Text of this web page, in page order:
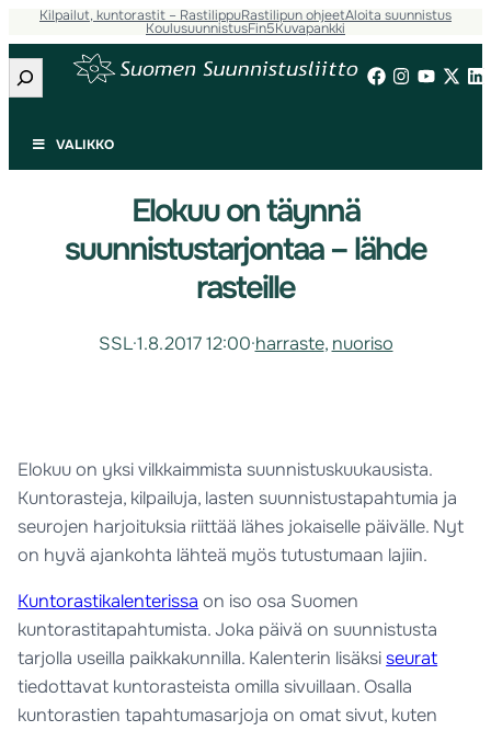
Kilpailut, kuntorastit – RastilippuRastilipun ohjeetAloita suunnistus
KoulusuunnistusFin5Kuvapankki
Etsi
VALIKKO
Elokuu on täynnä
suunnistustarjontaa – lähde
rasteille
SSL·1.8.2017 12:00·harraste, nuoriso
Elokuu on yksi vilkkaimmista suunnistuskuukausista.
Kuntorasteja, kilpailuja, lasten suunnistustapahtumia ja
seurojen harjoituksia riittää lähes jokaiselle päivälle. Nyt
on hyvä ajankohta lähteä myös tutustumaan lajiin.
Kuntorastikalenterissa on iso osa Suomen
kuntorastitapahtumista. Joka päivä on suunnistusta
tarjolla useilla paikkakunnilla. Kalenterin lisäksi seurat
tiedottavat kuntorasteista omilla sivuillaan. Osalla
kuntorastien tapahtumasarjoja on omat sivut, kuten